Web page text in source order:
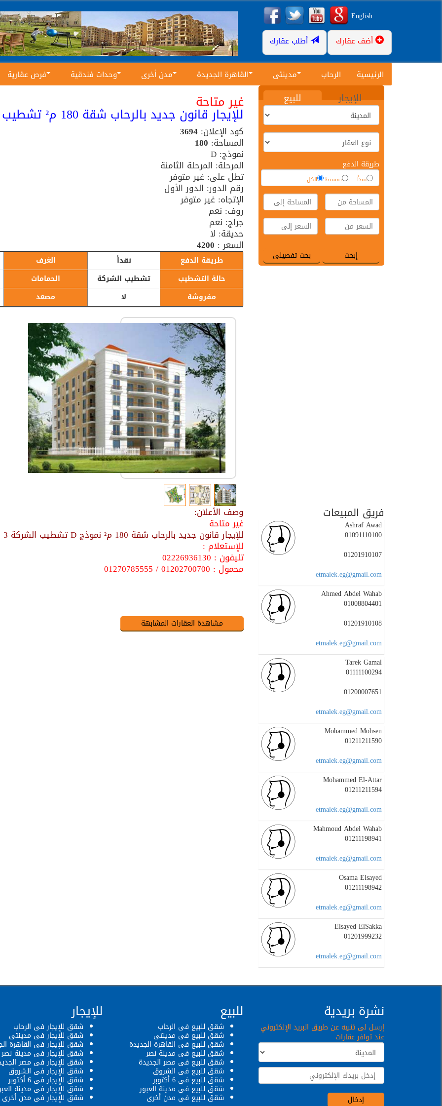
English
أضف عقارك أطلب عقارك
الرئيسية الرحاب مدينتى القاهرة الجديدة مدن أخرى وحدات فندقية فرص عقارية
للبيع للإيجار
طريقة الدفع
نقداً تقسيط الكل
غير متاحة
للإيجار قانون جديد بالرحاب شقة 180 م² تشطيب الشركة
كود الإعلان: 3694
المساحة: 180
نموذج: D
المرحلة: المرحلة الثامنة
تطل على: غير متوفر
رقم الدور: الدور الأول
الإتجاه: غير متوفر
روف: نعم
جراج: نعم
حديقة: لا
السعر : 4200
طريقة الدفع نقداً الغرف
حالة التشطيب
تشطيب الشركة الحمامات
مفروشة
لا مصعد
فريق المبيعات
Ashraf Awad
01091110100
01201910107
etmalek.eg@gmail.com
Ahmed Abdel Wahab
01008804401
01201910108
etmalek.eg@gmail.com
Tarek Gamal
01111100294
01200007651
etmalek.eg@gmail.com
Mohammed Mohsen
01211211590
etmalek.eg@gmail.com
Mohammed El-Attar
01211211594
etmalek.eg@gmail.com
Mahmoud Abdel Wahab
01211198941
etmalek.eg@gmail.com
Osama Elsayed
01211198942
etmalek.eg@gmail.com
Elsayed ElSakka
01201999232
etmalek.eg@gmail.com
وصف الأعلان:
غير متاحة
للإيجار قانون جديد بالرحاب شقة 180 م² نموذج D تشطيب الشركة 3 نوم 3 حمام المطلوب 4200 جنية
للإستعلام :
تليفون : 02226936130
محمول : 01202700700 / 01270785555
نشرة بريدية
إرسل لى تنبيه عن طريق البريد الإلكتروني
عند توافر عقارات
للبيع
شقق للبيع فى الرحاب
شقق للبيع فى مدينتى
شقق للبيع فى القاهرة الجديدة
شقق للبيع فى مدينة نصر
شقق للبيع فى مصر الجديدة
شقق للبيع فى الشروق
شقق للبيع فى 6 أكتوبر
شقق للبيع فى مدينة العبور
شقق للبيع فى مدن أخرى
للإيجار
شقق للإيجار فى الرحاب
شقق للإيجار فى مدينتى
شقق للإيجار فى القاهرة
شقق للإيجار فى مدينة نصر
شقق للإيجار فى مصر
شقق للإيجار فى الشروق
شقق للإيجار فى 6 أكتوبر
شقق للإيجار فى مدينة
شقق للإيجار فى مدن أخرى